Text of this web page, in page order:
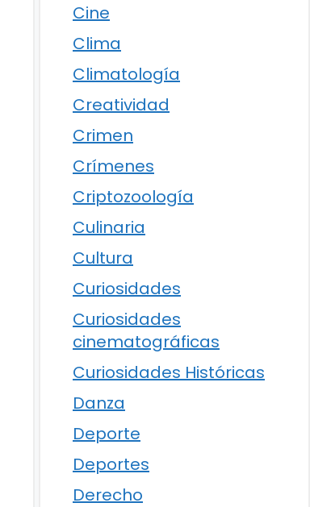
Cine
Clima
Climatología
Creatividad
Crimen
Crímenes
Criptozoología
Culinaria
Cultura
Curiosidades
Curiosidades
cinematográficas
Curiosidades Históricas
Danza
Deporte
Deportes
Derecho